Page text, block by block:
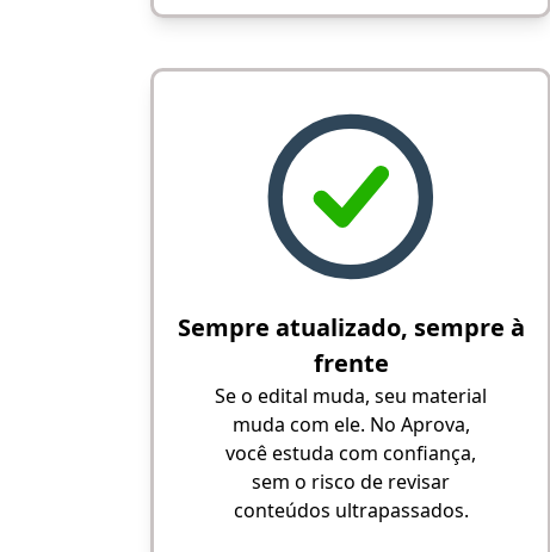
Sempre atualizado, sempre à
frente
Se o edital muda, seu material
muda com ele. No Aprova,
você estuda com confiança,
sem o risco de revisar
conteúdos ultrapassados.